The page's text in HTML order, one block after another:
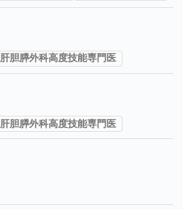
肝胆膵外科高度技能専門医
肝胆膵外科高度技能専門医